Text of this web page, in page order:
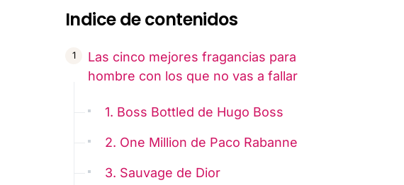
Indice de contenidos
Las cinco mejores fragancias para
hombre con los que no vas a fallar
1. Boss Bottled de Hugo Boss
2. One Million de Paco Rabanne
3. Sauvage de Dior